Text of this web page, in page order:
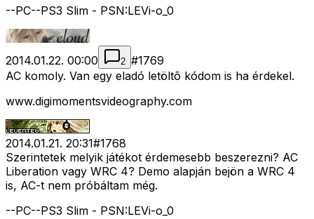
--PC--PS3 Slim - PSN:LEVi-o_0
2014.01.22. 00:00 2 #1769
AC komoly. Van egy eladó letöltõ kódom is ha érdekel.
www.digimomentsvideography.com
2014.01.21. 20:31#1768
Szerintetek melyik játékot érdemesebb beszerezni? AC
Liberation vagy WRC 4? Demo alapján bejön a WRC 4
is, AC-t nem próbáltam még.
--PC--PS3 Slim - PSN:LEVi-o_0